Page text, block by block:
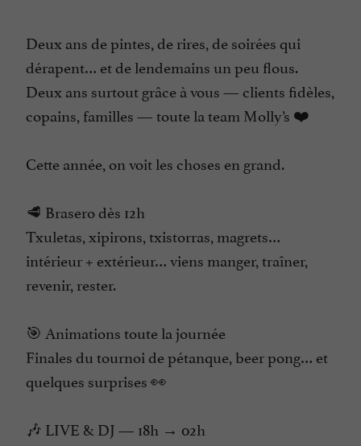
Deux ans de pintes, de rires, de soirées qui
dérapent… et de lendemains un peu flous.
Deux ans surtout grâce à vous — clients fidèles,
copains, familles — toute la team Molly’s ❤️
Cette année, on voit les choses en grand.
🥩 Brasero dès 12h
Txuletas, xipirons, txistorras, magrets…
intérieur + extérieur… viens manger, traîner,
revenir, rester.
🎯 Animations toute la journée
Finales du tournoi de pétanque, beer pong… et
quelques surprises 👀
🎶 LIVE & DJ — 18h → 02h